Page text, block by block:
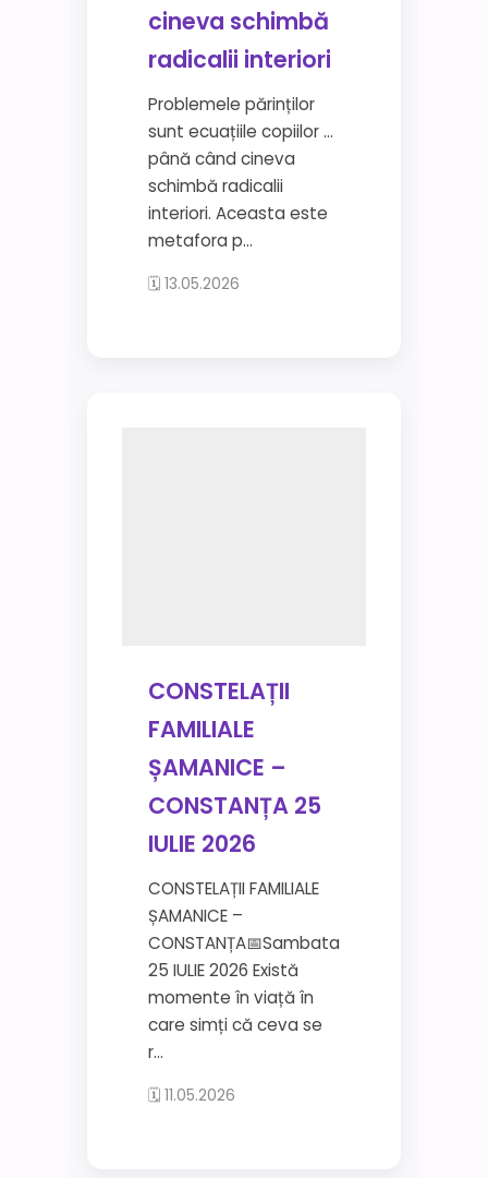
cineva schimbă
radicalii interiori
Problemele părinților
sunt ecuațiile copiilor …
până când cineva
schimbă radicalii
interiori. Aceasta este
metafora p...
🗓 13.05.2026
CONSTELAȚII
FAMILIALE
ȘAMANICE –
CONSTANȚA 25
IULIE 2026
CONSTELAȚII FAMILIALE
ȘAMANICE –
CONSTANȚA📅Sambata
25 IULIE 2026 Există
momente în viață în
care simți că ceva se
r...
🗓 11.05.2026